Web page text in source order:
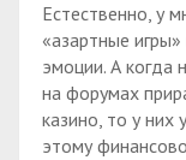
Естественно, у
«азартные
эмоции. А когда
на форумах
казино, то у них
этому